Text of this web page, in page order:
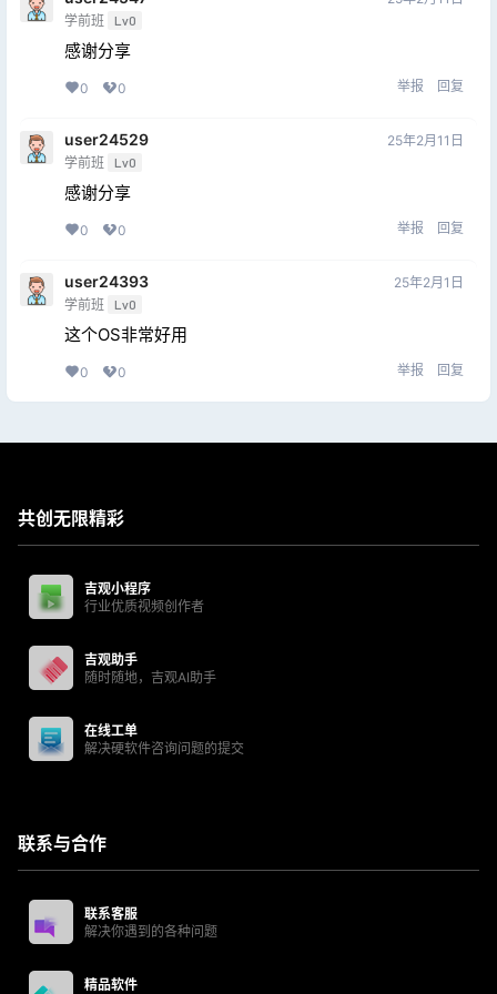
学前班 Lv0
感谢分享
0 0 举报 回复
user24529
学前班 Lv0
25年2月11日
感谢分享
0 0 举报 回复
user24393
学前班 Lv0
25年2月1日
这个OS非常好用
0 0 举报 回复
共创无限精彩
吉观小程序
行业优质视频创作者
吉观助手
随时随地，吉观AI助手
在线工单
解决硬软件咨询问题的提交
联系与合作
联系客服
解决你遇到的各种问题
精品软件